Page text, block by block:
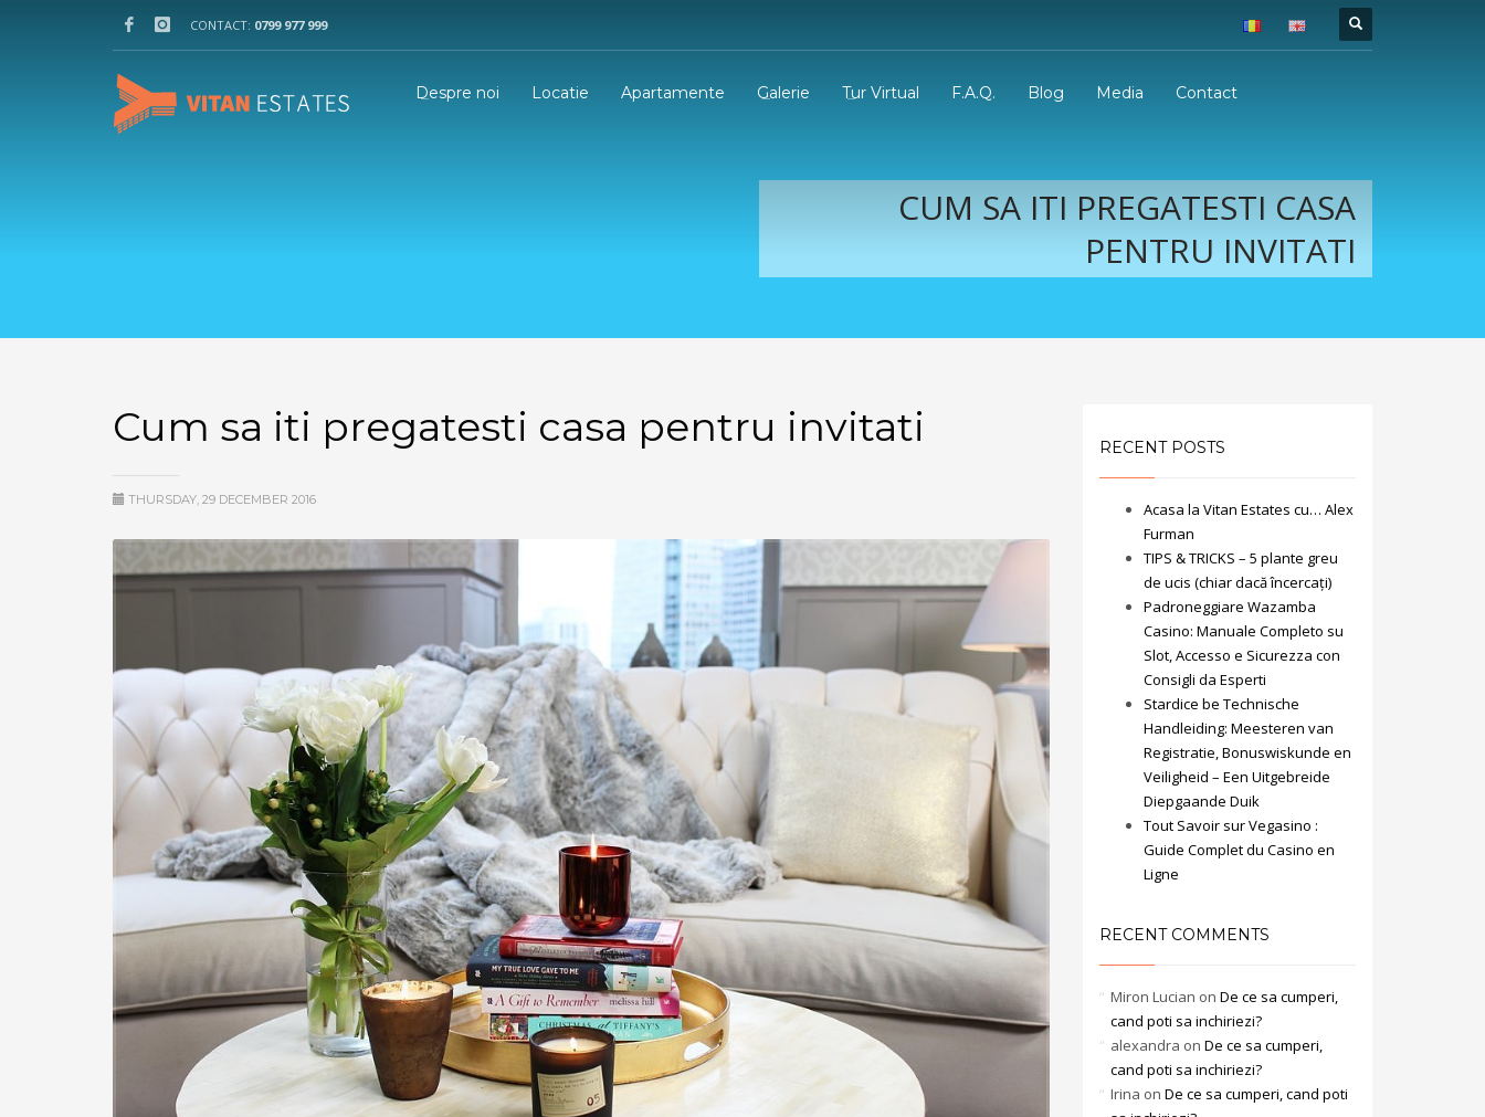
CONTACT: 0799 977 999
Despre noi Locatie Apartamente Galerie Tur Virtual F.A.Q. Blog Media Contact
CUM SA ITI PREGATESTI CASA
PENTRU INVITATI
Cum sa iti pregatesti casa pentru invitati
THURSDAY, 29 DECEMBER 2016
RECENT POSTS
Acasa la Vitan Estates cu… Alex
Furman
TIPS & TRICKS – 5 plante greu
de ucis (chiar dacă încercați)
Padroneggiare Wazamba
Casino: Manuale Completo su
Slot, Accesso e Sicurezza con
Consigli da Esperti
Stardice be Technische
Handleiding: Meesteren van
Registratie, Bonuswiskunde en
Veiligheid – Een Uitgebreide
Diepgaande Duik
Tout Savoir sur Vegasino :
Guide Complet du Casino en
Ligne
RECENT COMMENTS
Miron Lucian on De ce sa cumperi,
cand poti sa inchiriezi?
alexandra on De ce sa cumperi,
cand poti sa inchiriezi?
Irina on De ce sa cumperi, cand poti